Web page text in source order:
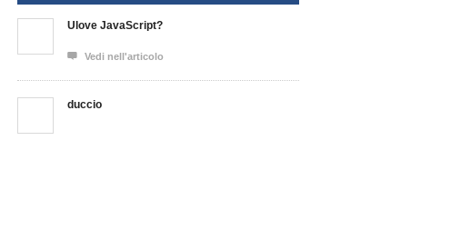
Ulove JavaScript?
 Vedi nell'articolo
duccio